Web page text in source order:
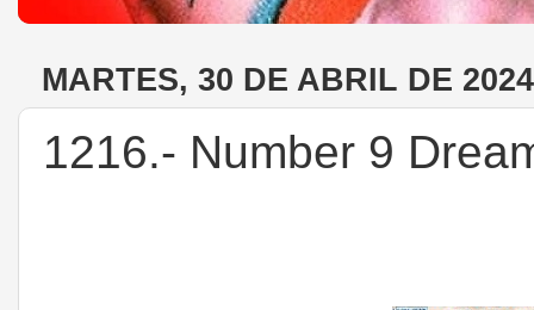
MARTES, 30 DE ABRIL DE 2024
1216.- Number 9